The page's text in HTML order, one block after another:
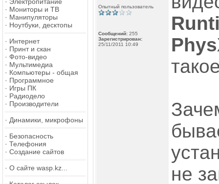
· Мониторы и ТВ
· Манипуляторы
· Ноутбуки, десктопы
· Интернет
· Принт и скан
· Фото-видео
· Мультимедиа
· Компьютеры - общая
· Программное
· Игры ПК
· Радиодело
· Производители
· Динамики, микрофоны
· Безопасность
· Телефония
· Создание сайтов
· О сайте wasp.kz...
Опытный пользователь
Сообщений: 255
Зарегистрирован:
25/11/2011 10:49
не